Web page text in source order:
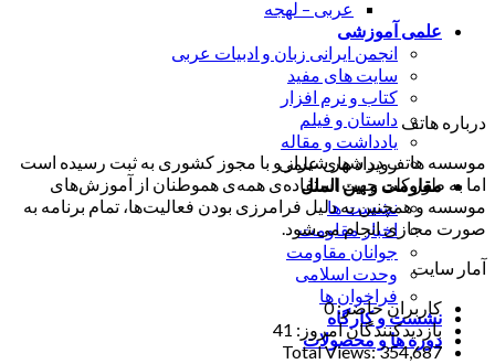
عربی – لهجه
علمی آموزشی
انجمن ایرانی زبان و ادبیات عربی
سایت های مفید
کتاب و نرم افزار
داستان و فیلم
یادداشت و مقاله
رویداد های علمی
مقاومت و بین الملل
نشست ها
اخبار مقاومت
جوانان مقاومت
وحدت اسلامی
فراخوان ها
نشست و کارگاه
دوره ها و محصولات
درباره هاتف
موسسه هاتف در شهر شیراز و با مجوز کشوری به ثبت رسیده است
اما به طور کلی جهت استفاده‌ی همه‌ی هموطنان از آموزش‌های
موسسه و همچنین به دلیل فرامرزی بودن فعالیت‌ها، تمام برنامه به
صورت مجازی انجام می‌شود.
آمار سایت
کاربران حاضر:0
بازدیدکنندگان امروز: 41
Total Views:354,687